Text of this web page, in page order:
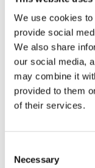
We use cookies
provide social
We also share
our social media,
may combine it
provided to them
of their services.
Selection
Necessary